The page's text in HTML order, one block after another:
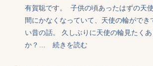
有賀聡です。  子供の頃あったはずの天
間にかなくなっていて、天使の輪ができ
い昔の話。 久しぶりに天使の輪見たく
か？… 続きを読む